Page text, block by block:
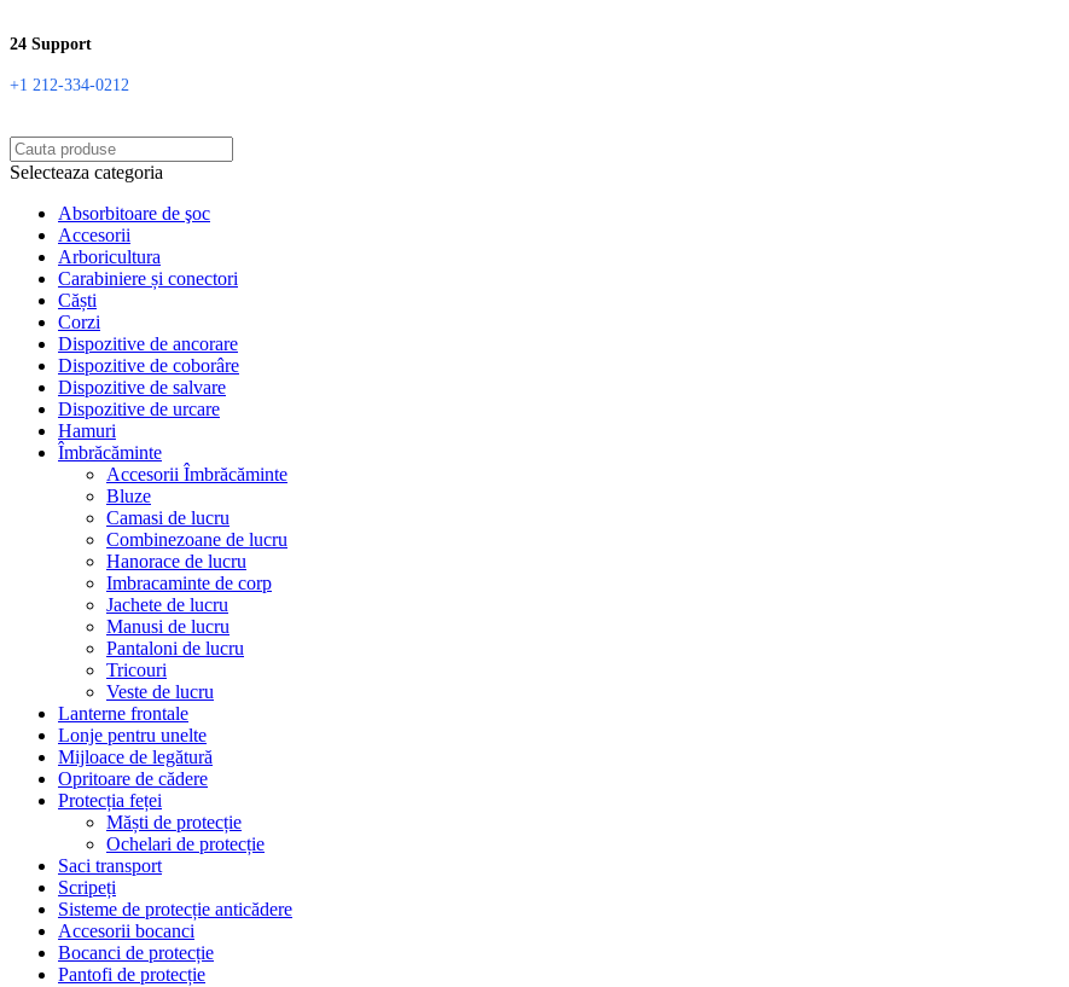
24 Support
+1 212-334-0212
Selecteaza categoria
Absorbitoare de şoc
Accesorii
Arboricultura
Carabiniere și conectori
Căști
Corzi
Dispozitive de ancorare
Dispozitive de coborâre
Dispozitive de salvare
Dispozitive de urcare
Hamuri
Îmbrăcăminte
Accesorii Îmbrăcăminte
Bluze
Camasi de lucru
Combinezoane de lucru
Hanorace de lucru
Imbracaminte de corp
Jachete de lucru
Manusi de lucru
Pantaloni de lucru
Tricouri
Veste de lucru
Lanterne frontale
Lonje pentru unelte
Mijloace de legătură
Opritoare de cădere
Protecția feței
Măști de protecție
Ochelari de protecție
Saci transport
Scripeți
Sisteme de protecție anticădere
Accesorii bocanci
Bocanci de protecție
Pantofi de protecție